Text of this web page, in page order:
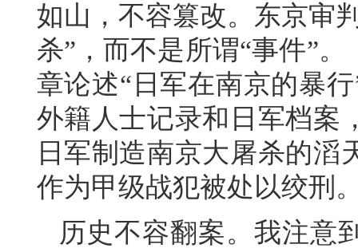
如山，不容篡改。东京审
杀”，而不是所谓“事件”
章论述“日军在南京的暴
外籍人士记录和日军档案
日军制造南京大屠杀的滔
作为甲级战犯被处以绞刑
历史不容翻案。我注意